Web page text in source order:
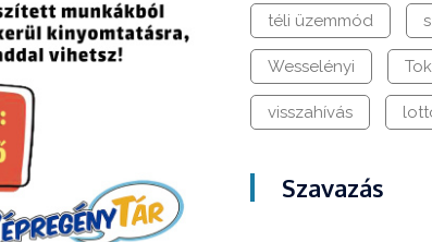
téli üzemmód
Wesselényi
visszahívás
Szavazás